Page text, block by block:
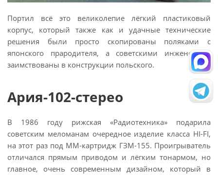
Портил всё это великолепие лёгкий пластиковый
корпус, который также как и удачные технические
решения были просто скопированы поляками с
японского прародителя, а советскими инженерами
заимствованы в конструкции польского.
Ария-102-стерео
В 1986 году рижская «Радиотехника» подарила
советским меломанам очередное изделие класса HI-FI,
на этот раз под ММ-картридж ГЗМ-155. Проигрыватель
отличался прямым приводом и лёгким тонармом, но
главное, очень современным дизайном, который в